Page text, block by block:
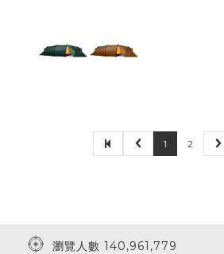
1 2
瀏覽人數 140,961,779